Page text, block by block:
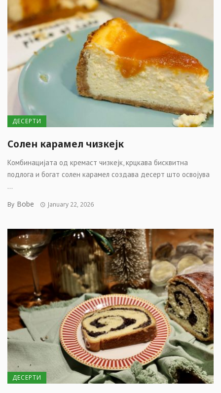
ДЕСЕРТИ
Солен карамел чизкејк
Комбинацијата од кремаст чизкејк, крцкава бисквитна
подлога и богат солен карамел создава десерт што освојува
...
By Bobe January 22, 2026
ДЕСЕРТИ